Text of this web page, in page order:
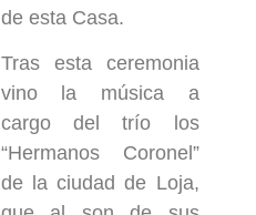
de esta Casa.
Tras esta ceremonia
vino la música a
cargo del trío los
“Hermanos Coronel”
de la ciudad de Loja,